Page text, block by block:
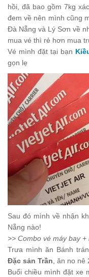
hồi, đã bao gồm 7kg
đem về nên mình cũng
Đà Nẵng và Lý Sơn về
mua vé thì rẻ hơn mua
Vé mình đặt tại bạn
gọn lẹ
Sau đó mình về nhận
Nẵng nào!
>> Combo vé máy bay
Trưa mình ăn Bánh
Đặc sản Trần, ăn no nê
Buổi chiều mình đặt xe